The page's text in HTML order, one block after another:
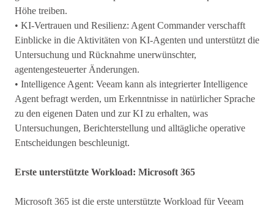
Höhe treiben.
• KI-Vertrauen und Resilienz: Agent Commander verschafft
Einblicke in die Aktivitäten von KI-Agenten und unterstützt die
Untersuchung und Rücknahme unerwünschter,
agentengesteuerter Änderungen.
• Intelligence Agent: Veeam kann als integrierter Intelligence
Agent befragt werden, um Erkenntnisse in natürlicher Sprache
zu den eigenen Daten und zur KI zu erhalten, was
Untersuchungen, Berichterstellung und alltägliche operative
Entscheidungen beschleunigt.
Erste unterstützte Workload: Microsoft 365
Microsoft 365 ist die erste unterstützte Workload für Veeam